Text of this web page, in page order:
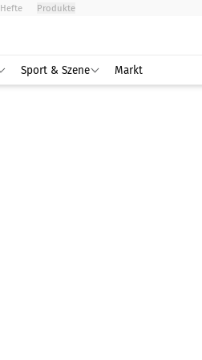
Hefte Produkte
Sport & Szene Markt